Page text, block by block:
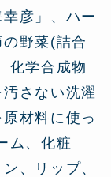
彦」、ハー
野菜(詰合
化学合成物
さない洗濯
材料に使っ
ム、化粧
、リップ、